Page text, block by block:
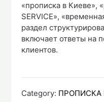
«прописка в Киеве»,
SERVICE»,
раздел
включает ответы на
клиентов.
Category: ПРОПИСКА